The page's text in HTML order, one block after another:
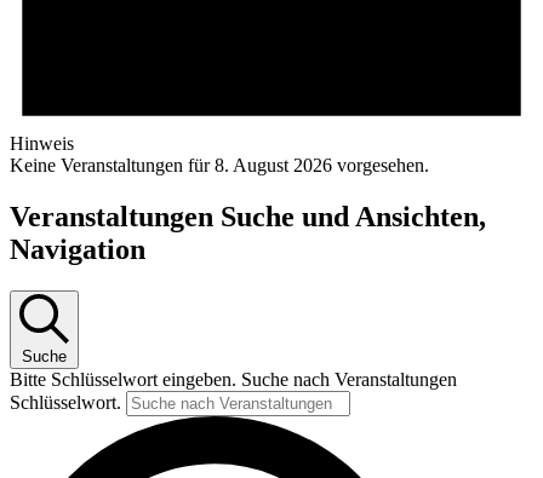
Hinweis
Keine Veranstaltungen für 8. August 2026 vorgesehen.
Veranstaltungen Suche und Ansichten,
Navigation
Suche
Bitte Schlüsselwort eingeben. Suche nach Veranstaltungen
Schlüsselwort.